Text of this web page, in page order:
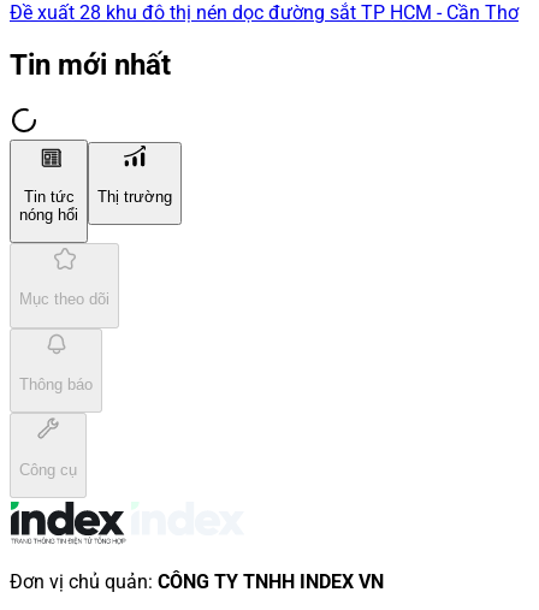
Đề xuất 28 khu đô thị nén dọc đường sắt TP HCM - Cần Thơ
Tin mới nhất
Tin tức
nóng hổi
Thị trường
Mục theo dõi
Thông báo
Công cụ
Đơn vị chủ quản: CÔNG TY TNHH INDEX VN